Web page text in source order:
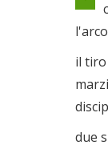
il tiro
due